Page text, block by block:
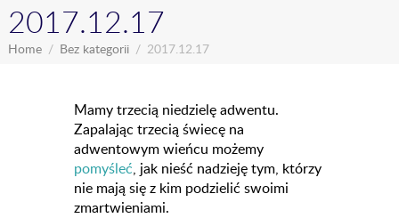
2017.12.17
Home Bez kategorii 2017.12.17
Mamy trzecią niedzielę adwentu.
Zapalając trzecią świecę na
adwentowym wieńcu możemy
pomyśleć, jak nieść nadzieję tym, którzy
nie mają się z kim podzielić swoimi
zmartwieniami.